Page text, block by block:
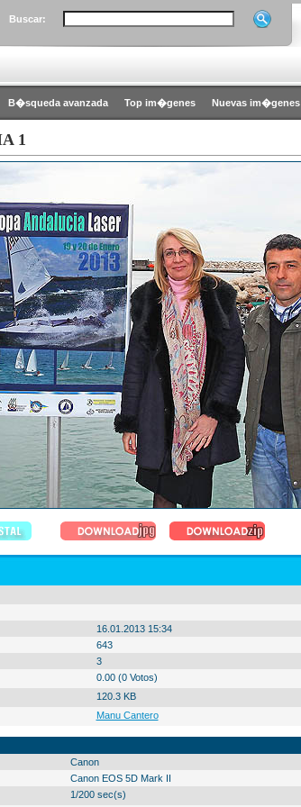
Buscar:
B�squeda avanzada Top im�genes Nuevas im�genes
1
16.01.2013 15:34
643
3
0.00 (0 Votos)
120.3 KB
Manu Cantero
Canon
Canon EOS 5D Mark II
1/200 sec(s)